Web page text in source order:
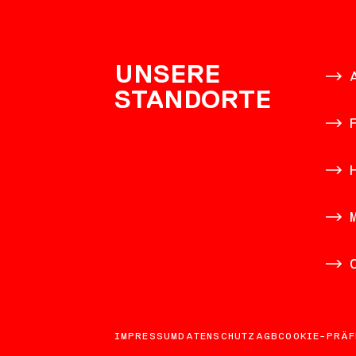
UNSERE
STANDORTE
IMPRESSUMDATENSCHUTZ AGBCOOKIE-